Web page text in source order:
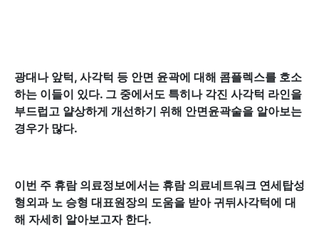
광대나 앞턱, 사각턱 등 안면 윤곽에 대해 콤플렉스를 호소
하는 이들이 있다. 그 중에서도 특히나 각진 사각턱 라인을
부드럽고 얄상하게 개선하기 위해 안면윤곽술을 알아보는
경우가 많다.
이번 주 휴람 의료정보에서는 휴람 의료네트워크 연세탑성
형외과 노 승형 대표원장의 도움을 받아 귀뒤사각턱에 대
해 자세히 알아보고자 한다.